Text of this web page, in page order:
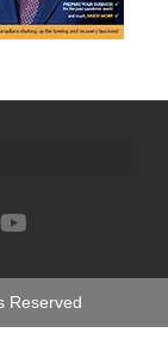
Reserved